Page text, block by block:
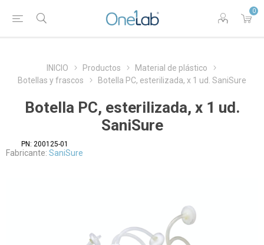
0
INICIO Productos
Material de plástico
Botellas y frascos
Botella PC, esterilizada, x 1 ud. SaniSure
Botella PC, esterilizada, x 1 ud.
SaniSure
PN: 200125-01
Fabricante: SaniSure